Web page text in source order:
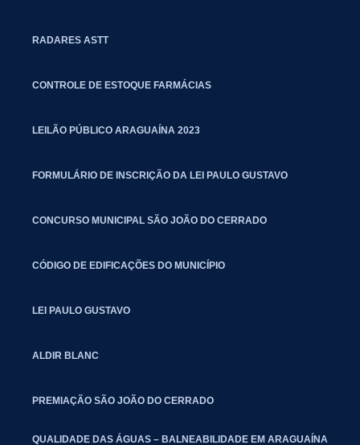
RADARES ASTT
CONTROLE DE ESTOQUE FARMÁCIAS
LEILÃO PÚBLICO ARAGUAÍNA 2023
FORMULÁRIO DE INSCRIÇÃO DA LEI PAULO GUSTAVO
CONCURSO MUNICIPAL SÃO JOÃO DO CERRADO
CÓDIGO DE EDIFICAÇÕES DO MUNICÍPIO
LEI PAULO GUSTAVO
ALDIR BLANC
PREMIAÇÃO SÃO JOÃO DO CERRADO
QUALIDADE DAS ÁGUAS – BALNEABILIDADE EM ARAGUAÍNA